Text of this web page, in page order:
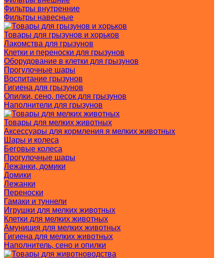
Фильтры внутренние
Фильтры навесные
Товары для грызунов и хорьков
Лакомства для грызунов
Клетки и переноски для грызунов
Оборудование в клетки для грызунов
Прогулочные шары
Воспитание грызунов
Гигиена для грызунов
Опилки, сено, песок для грызунов
Наполнители для грызунов
Товары для мелких животных
Аксессуары для кормления я мелких животных
Шары и колеса
Беговые колеса
Прогулочные шары
Лежанки, домики
Домики
Лежанки
Переноски
Гамаки и туннели
Игрушки для мелких животных
Клетки для мелких животных
Амуниция для мелких животных
Гигиена для мелких животных
Наполнитель, сено и опилки